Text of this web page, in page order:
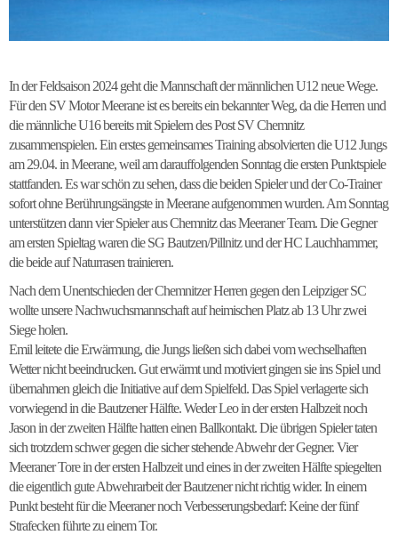
In der Feldsaison 2024 geht die Mannschaft der männlichen U12 neue Wege.
Für den SV Motor Meerane ist es bereits ein bekannter Weg, da die Herren und
die männliche U16 bereits mit Spielern des Post SV Chemnitz
zusammenspielen. Ein erstes gemeinsames Training absolvierten die U12 Jungs
am 29.04. in Meerane, weil am darauffolgenden Sonntag die ersten Punktspiele
stattfanden. Es war schön zu sehen, dass die beiden Spieler und der Co-Trainer
sofort ohne Berührungsängste in Meerane aufgenommen wurden. Am Sonntag
unterstützen dann vier Spieler aus Chemnitz das Meeraner Team. Die Gegner
am ersten Spieltag waren die SG Bautzen/Pillnitz und der HC Lauchhammer,
die beide auf Naturrasen trainieren.
Nach dem Unentschieden der Chemnitzer Herren gegen den Leipziger SC
wollte unsere Nachwuchsmannschaft auf heimischen Platz ab 13 Uhr zwei
Siege holen.
Emil leitete die Erwärmung, die Jungs ließen sich dabei vom wechselhaften
Wetter nicht beeindrucken. Gut erwärmt und motiviert gingen sie ins Spiel und
übernahmen gleich die Initiative auf dem Spielfeld. Das Spiel verlagerte sich
vorwiegend in die Bautzener Hälfte. Weder Leo in der ersten Halbzeit noch
Jason in der zweiten Hälfte hatten einen Ballkontakt. Die übrigen Spieler taten
sich trotzdem schwer gegen die sicher stehende Abwehr der Gegner. Vier
Meeraner Tore in der ersten Halbzeit und eines in der zweiten Hälfte spiegelten
die eigentlich gute Abwehrarbeit der Bautzener nicht richtig wider. In einem
Punkt besteht für die Meeraner noch Verbesserungsbedarf: Keine der fünf
Strafecken führte zu einem Tor.